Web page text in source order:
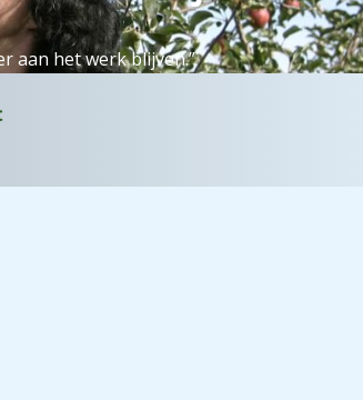
aan het werk blijven.”